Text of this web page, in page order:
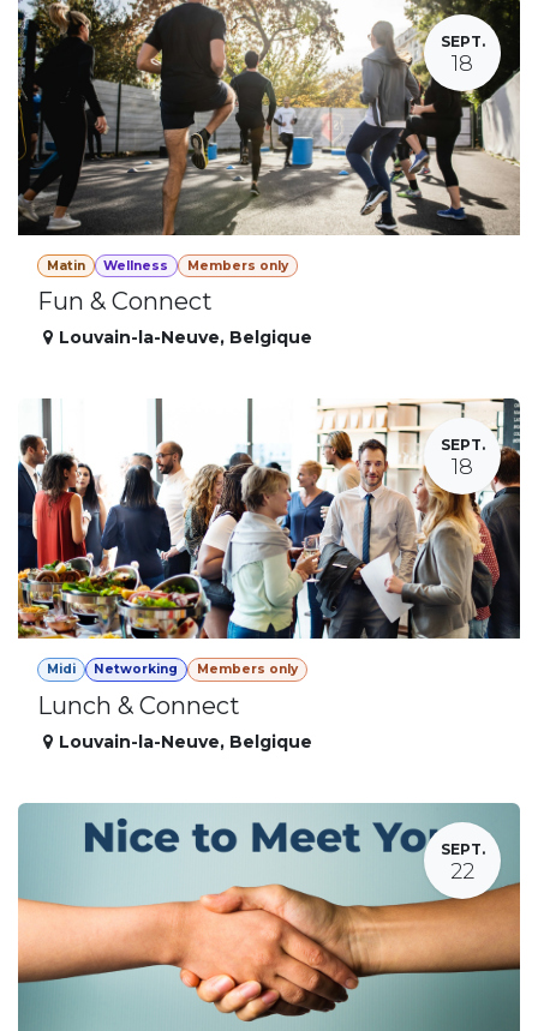
SEPT.
18
Matin Wellness Members only
Fun & Connect
Louvain-la-Neuve, Belgique
SEPT.
18
Midi Networking Members only
Lunch & Connect
Louvain-la-Neuve, Belgique
SEPT.
22